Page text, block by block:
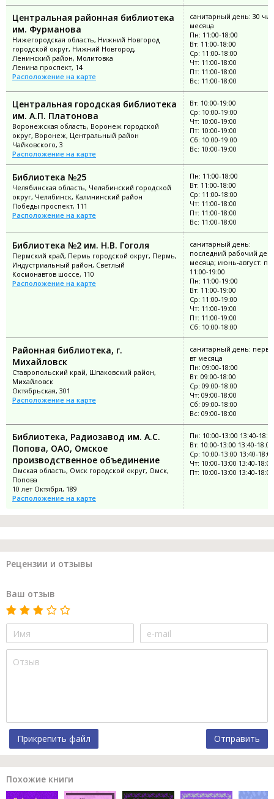
Центральная районная библиотека
им. Фурманова
Нижегородская область, Нижний Новгород
городской округ, Нижний Новгород,
Ленинский район, Молитовка
Ленина проспект, 14
Расположение на карте
санитарный день: 30
месяца
Пн: 11:00-18:00
Вт: 11:00-18:00
Ср: 11:00-18:00
Чт: 11:00-18:00
Пт: 11:00-18:00
Вс: 11:00-18:00
Центральная городская библиотека
им. А.П. Платонова
Воронежская область, Воронеж городской
округ, Воронеж, Центральный район
Чайковского, 3
Расположение на карте
Вт: 10:00-19:00
Ср: 10:00-19:00
Чт: 10:00-19:00
Пт: 10:00-19:00
Сб: 10:00-19:00
Вс: 10:00-19:00
Библиотека №25
Челябинская область, Челябинский городской
округ, Челябинск, Калининский район
Победы проспект, 111
Расположение на карте
Пн: 11:00-18:00
Вт: 11:00-18:00
Ср: 11:00-18:00
Чт: 11:00-18:00
Пт: 11:00-18:00
Вс: 11:00-18:00
Библиотека №2 им. Н.В. Гоголя
Пермский край, Пермь городской округ, Пермь,
Индустриальный район, Светлый
Космонавтов шоссе, 110
Расположение на карте
санитарный день:
последний рабочий
месяца; июнь-август:
11:00-19:00
Пн: 11:00-19:00
Вт: 11:00-19:00
Ср: 11:00-19:00
Чт: 11:00-19:00
Пт: 11:00-19:00
Сб: 10:00-18:00
Районная библиотека, г.
Михайловск
Ставропольский край, Шпаковский район,
Михайловск
Октябрьская, 301
Расположение на карте
санитарный день:
вт месяца
Пн: 09:00-18:00
Вт: 09:00-18:00
Ср: 09:00-18:00
Чт: 09:00-18:00
Сб: 09:00-18:00
Вс: 09:00-18:00
Библиотека, Радиозавод им. А.С.
Попова, ОАО, Омское
производственное объединение
Омская область, Омск городской округ, Омск,
Попова
10 лет Октября, 189
Расположение на карте
Пн: 10:00-13:00 13:40-
Вт: 10:00-13:00 13:40-18:00
Ср: 10:00-13:00 13:40-18:00
Чт: 10:00-13:00 13:40-18:00
Пт: 10:00-13:00 13:40-18:00
Рецензии и отзывы
Ваш отзыв
Прикрепить файл Отправить
Похожие книги